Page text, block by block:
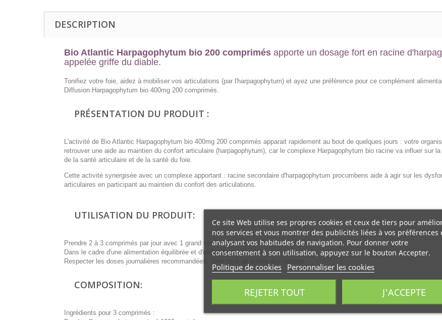
DESCRIPTION
Bio Atlantic Harpagophytum bio 200 comprimés apporte un dosage fort en racine
appelée griffe du diable.
Tonifiez votre foie, aidez à mobiliser vos articulations (par l'harpagophytum) et ayez une préférence pour ce complément
Diffusion Harpagophytum bio 400mg 200 comprimés.
PRÉSENTATION DU PRODUIT :
L'activité de Bio Atlantic Harpagophytum bio 400mg 200 comprimés apparait rapidement au bout de quelques jours : votre
retrouver une aide au maintien du confort articulaire (harpagophytum), car le complexe Harpagophytum bio racine va influer sur
de la santé articulaire et de la santé du foie.
Cette activité synergisée avec un complexe apportant : racine secondaire d'harpagophytum procumbens aide à agir sur les
articulaires en participant au maintien du confort des articulations.
UTILISATION DU PRODUIT:
Prendre 2 à 3 comprimés par jour avec 1 grand verre d'eau.
Dans le cadre d'une alimentation équilibrée et d'un mode de vie sain.
Respecter les doses journalières recommandées. Tenir hors de portée des enfants
COMPOSITION:
Ingrédients pour 3 comprimés :
Ce site Web utilise ses propres cookies et ceux de tiers pour
nos services et vous montrer des publicités liées à vos préférences
analysant vos habitudes de navigation. Pour donner votre
consentement à son utilisation, appuyez sur le bouton Accepter.
Politique de cookies Personnaliser les cookies
REJETER TOUT J'ACCEPTE